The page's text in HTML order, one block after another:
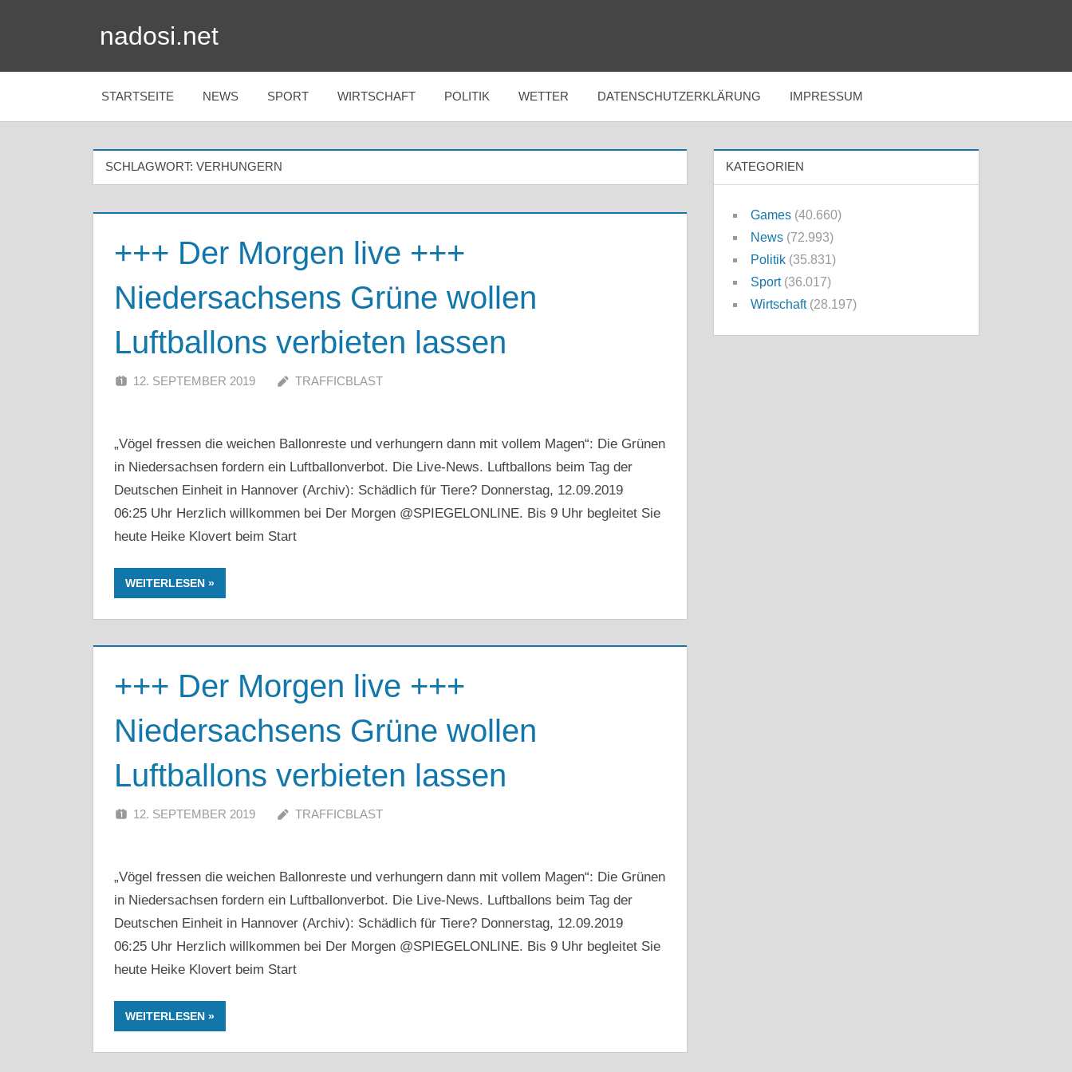
nadosi.net
STARTSEITE NEWS SPORT WIRTSCHAFT POLITIK WETTER DATENSCHUTZERKLÄRUNG IMPRESSUM
SCHLAGWORT: VERHUNGERN
+++ Der Morgen live +++
Niedersachsens Grüne wollen
Luftballons verbieten lassen
12. SEPTEMBER 2019 TRAFFICBLAST
„Vögel fressen die weichen Ballonreste und verhungern dann mit vollem Magen“: Die Grünen
in Niedersachsen fordern ein Luftballonverbot. Die Live-News. Luftballons beim Tag der
Deutschen Einheit in Hannover (Archiv): Schädlich für Tiere? Donnerstag, 12.09.2019
06:25 Uhr Herzlich willkommen bei Der Morgen @SPIEGELONLINE. Bis 9 Uhr begleitet Sie
heute Heike Klovert beim Start
WEITERLESEN
+++ Der Morgen live +++
Niedersachsens Grüne wollen
Luftballons verbieten lassen
12. SEPTEMBER 2019 TRAFFICBLAST
„Vögel fressen die weichen Ballonreste und verhungern dann mit vollem Magen“: Die Grünen
in Niedersachsen fordern ein Luftballonverbot. Die Live-News. Luftballons beim Tag der
Deutschen Einheit in Hannover (Archiv): Schädlich für Tiere? Donnerstag, 12.09.2019
06:25 Uhr Herzlich willkommen bei Der Morgen @SPIEGELONLINE. Bis 9 Uhr begleitet Sie
heute Heike Klovert beim Start
WEITERLESEN
KATEGORIEN
Games (40.660)
News (72.993)
Politik (35.831)
Sport(36.017)
Wirtschaft(28.197)